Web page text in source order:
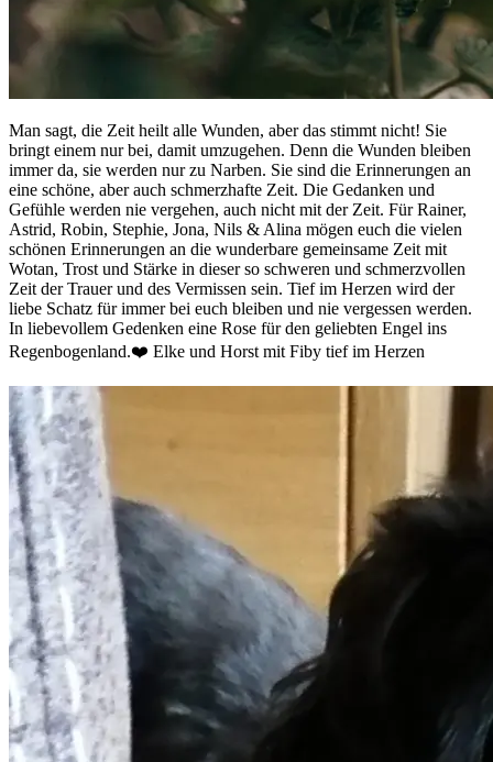
Man sagt, die Zeit heilt alle Wunden, aber das stimmt nicht! Sie
bringt einem nur bei, damit umzugehen. Denn die Wunden bleiben
immer da, sie werden nur zu Narben. Sie sind die Erinnerungen an
eine schöne, aber auch schmerzhafte Zeit. Die Gedanken und
Gefühle werden nie vergehen, auch nicht mit der Zeit. Für Rainer,
Astrid, Robin, Stephie, Jona, Nils & Alina mögen euch die vielen
schönen Erinnerungen an die wunderbare gemeinsame Zeit mit
Wotan, Trost und Stärke in dieser so schweren und schmerzvollen
Zeit der Trauer und des Vermissen sein. Tief im Herzen wird der
liebe Schatz für immer bei euch bleiben und nie vergessen werden.
In liebevollem Gedenken eine Rose für den geliebten Engel ins
Regenbogenland.❤️ Elke und Horst mit Fiby tief im Herzen